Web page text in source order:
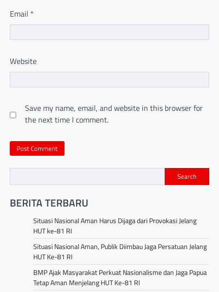
Email *
Website
Save my name, email, and website in this browser for
the next time I comment.
Search
BERITA TERBARU
Situasi Nasional Aman Harus Dijaga dari Provokasi Jelang
HUT ke-81 RI
Situasi Nasional Aman, Publik Diimbau Jaga Persatuan Jelang
HUT Ke-81 RI
BMP Ajak Masyarakat Perkuat Nasionalisme dan Jaga Papua
Tetap Aman Menjelang HUT Ke-81 RI